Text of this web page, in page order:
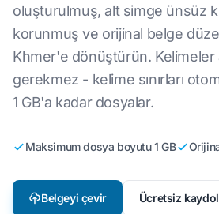
oluşturulmuş, alt simge ünsüz
korunmuş ve orijinal belge
Khmer'e dönüştürün. Kelimeler
gerekmez - kelime sınırları
1 GB'a kadar dosyalar.
Maksimum dosya boyutu 1 GB
Belgeyi çevir Ücretsiz kaydol